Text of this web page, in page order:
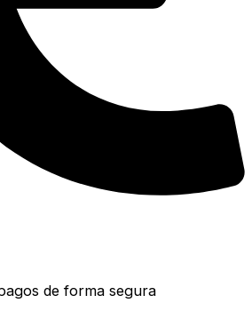
de forma segura